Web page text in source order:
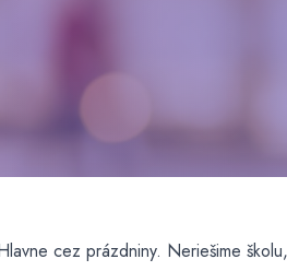
cez prázdniny. Neriešime